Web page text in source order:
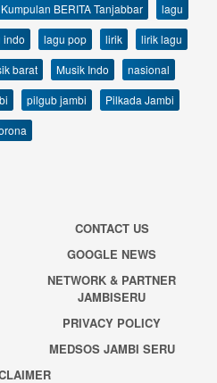
Kumpulan BERITA Tanjabbar
lagu
indo lagu pop lirik
lirik lagu
barat Musik Indo
nasional
pilgub jambi
Pilkada Jambi
CONTACT US
GOOGLE NEWS
NETWORK & PARTNER
JAMBISERU
PRIVACY POLICY
MEDSOS JAMBI SERU